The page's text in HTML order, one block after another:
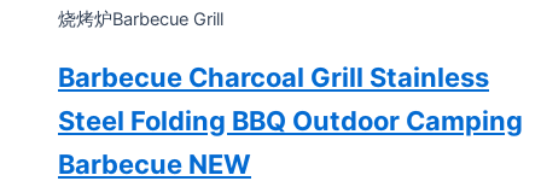
烧烤炉Barbecue Grill
Barbecue Charcoal Grill Stainless
Steel Folding BBQ Outdoor Camping
Barbecue NEW